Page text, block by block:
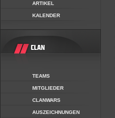
ARTIKEL
KALENDER
TEAMS
MITGLIEDER
CLANWARS
AUSZEICHNUNGEN